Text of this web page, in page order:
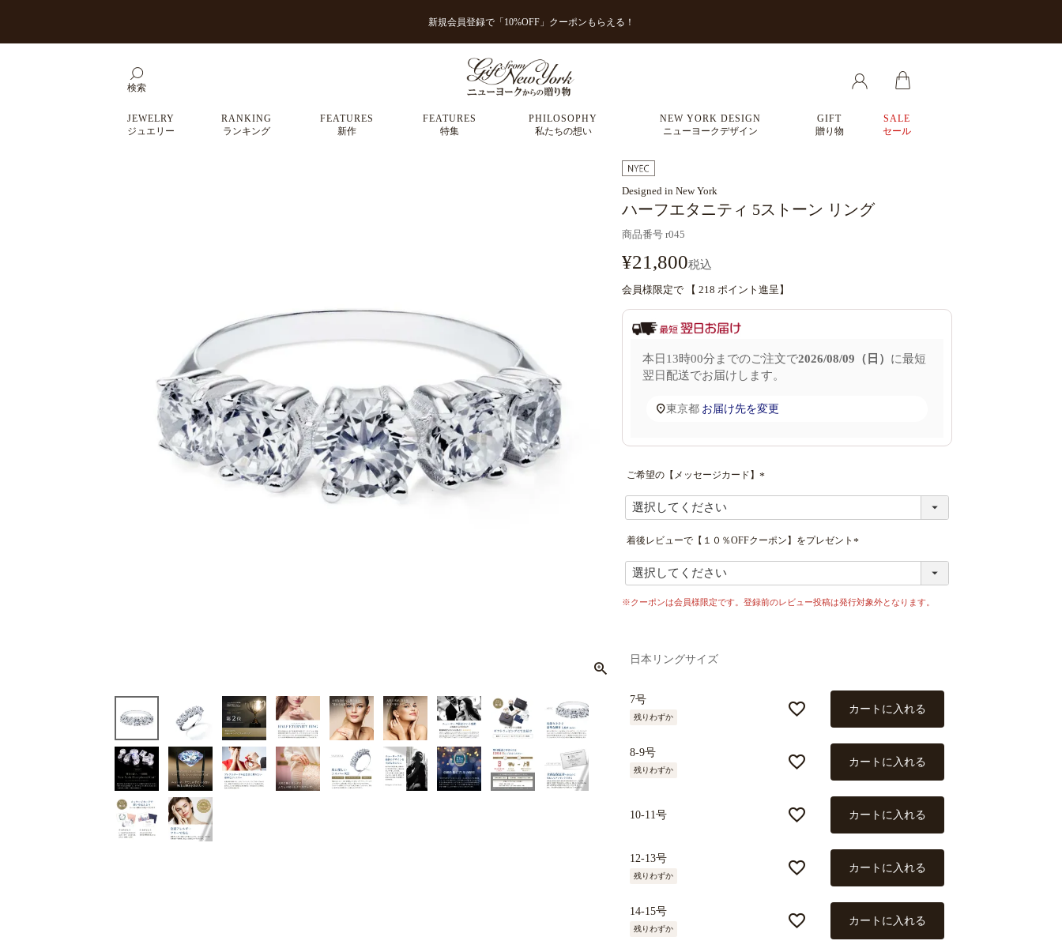
新規会員登録で「10%OFF」クーポンもらえる！
検索
JEWELRY
ジュエリー
RANKING
ランキング
FEATURES
新作
FEATURES
特集
PHILOSOPHY
私たちの想い
NEW YORK DESIGN
ニューヨークデザイン
GIFT
贈り物
SALE
セール
Designed in New York
ハーフエタニティ 5ストーン リング
商品番号 r045
¥21,800税込
会員様限定で 【 218 ポイント進呈】
本日 13時00分 までのご注文で2026/08/09（日） に最短
翌日配送でお届けします。
東京都 お届け先を変更
ご希望の【メッセージカード】
着後レビューで【１０％OFFクーポン】をプレゼント
※クーポンは会員様限定です。登録前のレビュー投稿は発行対象外となります。
日本リングサイズ
7号
残りわずか
カートに入れる
8-9号
残りわずか
カートに入れる
10-11号 カートに入れる
12-13号
残りわずか
カートに入れる
14-15号
残りわずか
カートに入れる